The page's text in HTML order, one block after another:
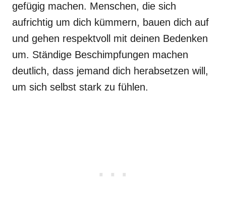
gefügig machen. Menschen, die sich
aufrichtig um dich kümmern, bauen dich auf
und gehen respektvoll mit deinen Bedenken
um. Ständige Beschimpfungen machen
deutlich, dass jemand dich herabsetzen will,
um sich selbst stark zu fühlen.